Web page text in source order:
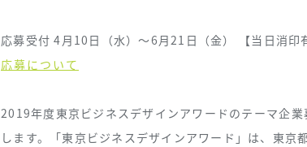
応募受付 4月10日（水）〜6月21日（金） 【当日消印
応募について
2019年度東京ビジネスデザインアワードのテーマ企
します。「東京ビジネスデザインアワード」は、東京